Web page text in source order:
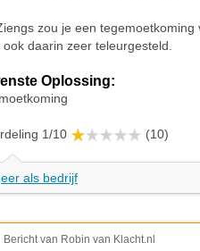
zou je een
ook daarin zeer teleurgesteld.
Oplossing:
1/10 (10)
als bedrijf
Bericht van Robin van Klacht.nl